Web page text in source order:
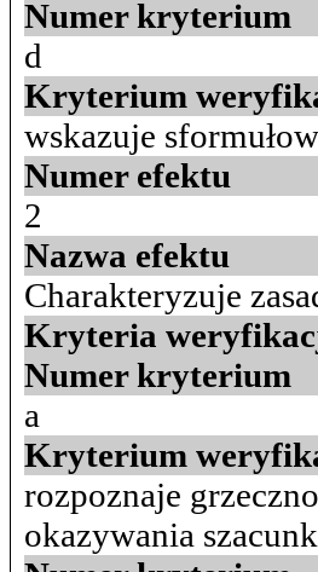
Numer kryterium
d
Kryterium
wskazuje
Numer efektu
2
Nazwa efektu
Charakteryzuje
Kryteria
Numer kryterium
a
Kryterium
rozpoznaje
okazywania